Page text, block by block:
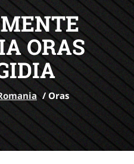
ORAS
/ Oras